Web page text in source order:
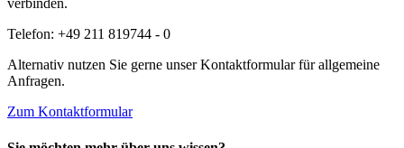
verbinden.
Telefon: +49 211 819744 - 0
Alternativ nutzen Sie gerne unser Kontaktformular für allgemeine
Anfragen.
Zum Kontaktformular